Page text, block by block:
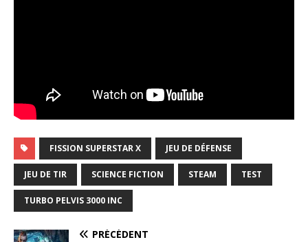
FISSION SUPERSTAR X JEU DE DÉFENSE
JEU DE TIR SCIENCE FICTION STEAM TEST
TURBO PELVIS 3000 INC
PRÉCÉDENT